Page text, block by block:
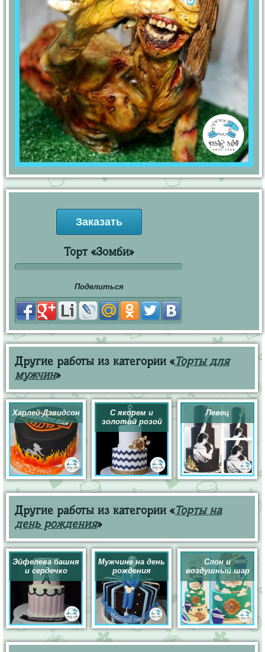
Заказать
Торт «Зомби»
Поделиться
Другие работы из категории «Торты для
мужчин»
Харлей-Дэвидсон
С якорем и
золотой розой
Певец
Другие работы из категории «Торты на
день рождения»
Эйфелева башня
и сердечко
Мужчине на день
рождения
Слон и
воздушный шар